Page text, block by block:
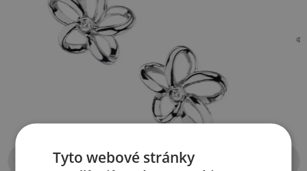
Tyto webové stránky